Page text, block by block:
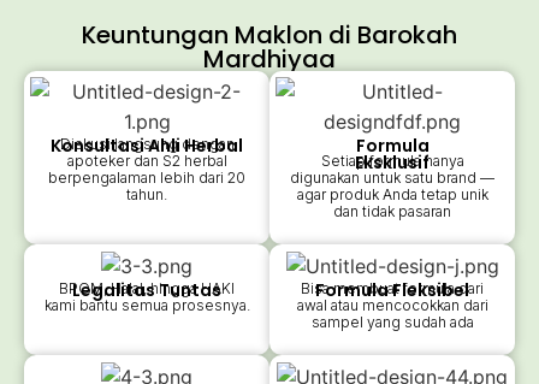
Keuntungan Maklon di Barokah
Mardhiyaa
Konsultasi Ahli Herbal
Diskusi langsung dengan
apoteker dan S2 herbal
berpengalaman lebih dari 20
tahun.
Formula
Eksklusif
Setiap formula hanya
digunakan untuk satu brand —
agar produk Anda tetap unik
dan tidak pasaran
Legalitas Tuntas
BPOM, Halal, hingga HAKI
kami bantu semua prosesnya.
Formula Fleksibel
Bisa membuat formula dari
awal atau mencocokkan dari
sampel yang sudah ada